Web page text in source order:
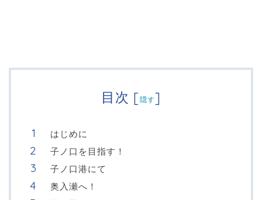
目次 [隠す]
はじめに
子ノ口を目指す！
子ノ口港にて
奥入瀬へ！